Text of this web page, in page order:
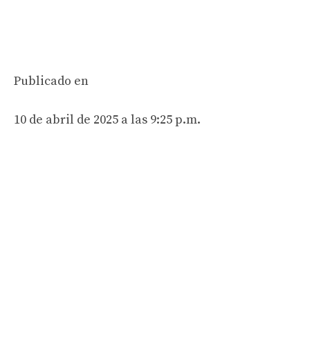
Publicado en
10 de abril de 2025 a las 9:25 p.m.